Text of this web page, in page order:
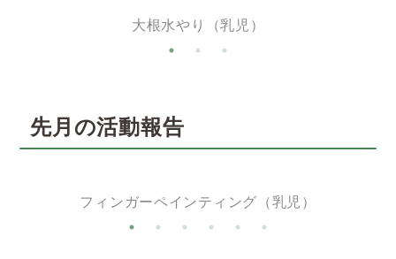
大根水やり（乳児）
先月の活動報告
フィンガーペインティング（乳児）